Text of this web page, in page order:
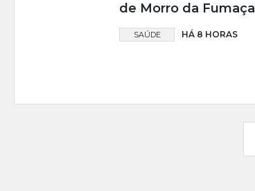
de Morro da Fumaça
SAÚDE HÁ 8 HORAS